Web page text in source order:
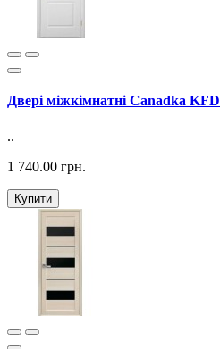
Двері міжкімнатні Canadka KFD
..
1 740.00 грн.
Купити